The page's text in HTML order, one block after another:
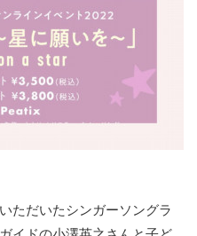
ただいたシンガーソングラ